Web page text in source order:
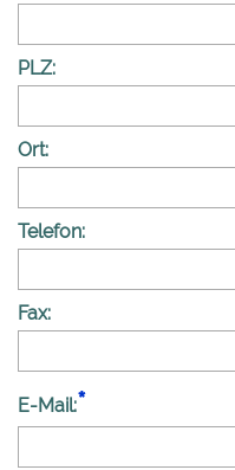
PLZ:
Ort:
Telefon:
Fax:
E-Mail: